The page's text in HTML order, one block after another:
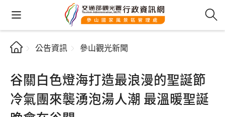
公告資訊 參山觀光新聞
谷關白色燈海打造最浪漫的聖誕節
冷氣團來襲湧泡湯人潮 最溫暖聖誕